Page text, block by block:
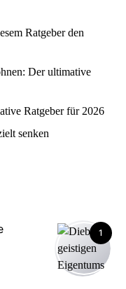
Ratgeber den
Der ultimative
Ratgeber für 2026
senken
1